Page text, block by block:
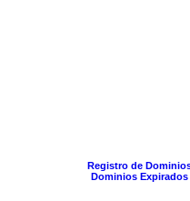
Registro de
Dominios Expirados